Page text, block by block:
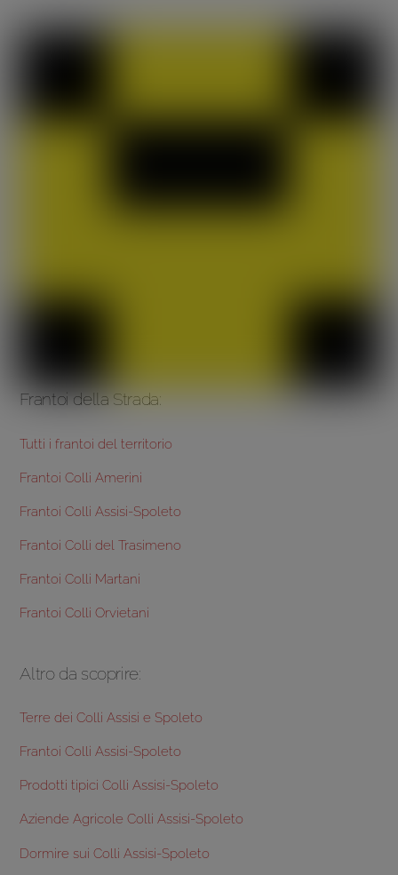
Frantoi della Strada:
Tutti i frantoi del territorio
Frantoi Colli Amerini
Frantoi Colli Assisi-Spoleto
Frantoi Colli del Trasimeno
Frantoi Colli Martani
Frantoi Colli Orvietani
Altro da scoprire:
Terre dei Colli Assisi e Spoleto
Frantoi Colli Assisi-Spoleto
Prodotti tipici Colli Assisi-Spoleto
Aziende Agricole Colli Assisi-Spoleto
Dormire sui Colli Assisi-Spoleto